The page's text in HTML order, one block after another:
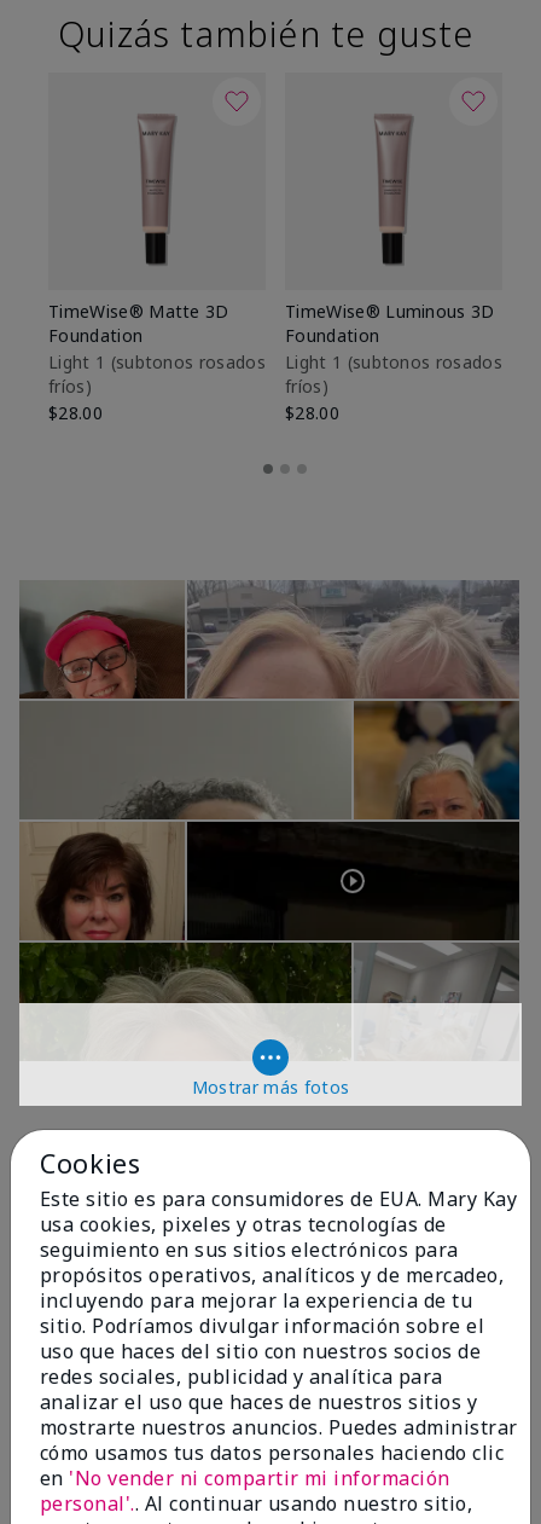
Quizás también te guste
TimeWise® Matte 3D
Foundation
Light 1​ (subtonos rosados
fríos)
$28.00
TimeWise® Luminous 3D
Foundation
Light 1​ (subtonos rosados
fríos)
$28.00
Mostrar más fotos
OPINIONES
4.9
299 Reseñas
Escribir Una Opinión
99%
de los encuestados recomendaría a un amigo.
5 estrellas 287
Cookies
Este sitio es para consumidores de EUA. Mary Kay
usa cookies, pixeles y otras tecnologías de
seguimiento en sus sitios electrónicos para
propósitos operativos, analíticos y de mercadeo,
incluyendo para mejorar la experiencia de tu
sitio. Podríamos divulgar información sobre el
uso que haces del sitio con nuestros socios de
redes sociales, publicidad y analítica para
analizar el uso que haces de nuestros sitios y
mostrarte nuestros anuncios. Puedes administrar
cómo usamos tus datos personales haciendo clic
en 'No vender ni compartir mi información
personal'.. Al continuar usando nuestro sitio,